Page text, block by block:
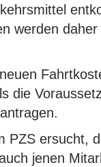
werden
die
PZS ersucht,
jenen